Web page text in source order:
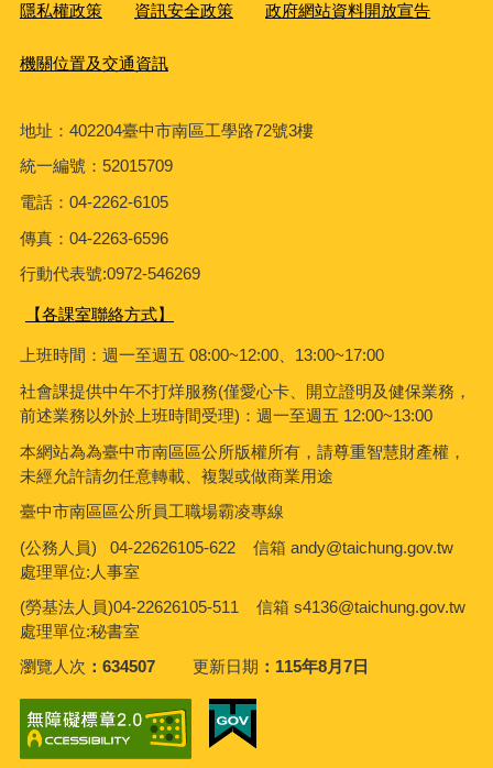
隱私權政策 資訊安全政策 政府網站資料開放宣告
機關位置及交通資訊
地址：402204臺中市南區工學路72號3樓
統一編號：52015709
電話：04-2262-6105
傳真：04-2263-6596
行動代表號:0972-546269
【各課室聯絡方式】
上班時間：週一至週五 08:00~12:00、13:00~17:00
社會課提供中午不打烊服務(僅愛心卡、開立證明及健保業務，
前述業務以外於上班時間受理)：週一至週五 12:00~13:00
本網站為為臺中市南區區公所版權所有，請尊重智慧財產權，
未經允許請勿任意轉載、複製或做商業用途
臺中市南區區公所員工職場霸凌專線
(公務人員) 04-22626105-622 信箱 andy@taichung.gov.tw
處理單位:人事室
(勞基法人員)04-22626105-511 信箱 s4136@taichung.gov.tw
處理單位:秘書室
瀏覽人次
634507 更新日期 115年8月7日